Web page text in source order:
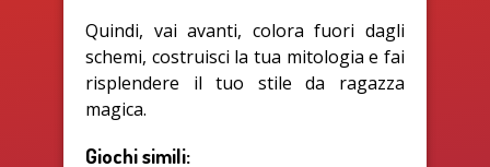
Quindi, vai avanti, colora fuori dagli
schemi, costruisci la tua mitologia e fai
risplendere il tuo stile da ragazza
magica.
Giochi simili: